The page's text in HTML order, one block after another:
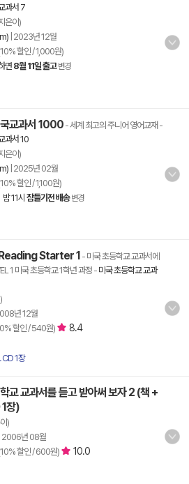
과서 7
은이)
2023년 12월
할인 / 1,000원)
면8월 11일 출고 변경
교과서 1000 - 세계 최고의 주니어 영어교재 -
과서 10
은이)
2025년 02월
할인 / 1,100원)
밤 11시 잠들기전 배송 변경
Starter 1 - 미국 초등학교 교과서에
1 미국 초등학교 1학년 과정- 미국 초등학교 교과
년 12월
할인 / 540원)
8.4
CD 1장
교 교과서를 듣고 받아써 보자 2 (책 +
장)
)
2006년 08월
할인 / 600원)
10.0